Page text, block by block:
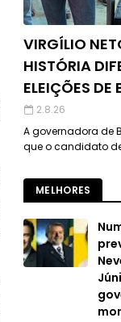
VIRGÍLIO
HISTÓRIA
ELEIÇÕES DE
2.8.26
A governadora de
que o candidato
MELHORES